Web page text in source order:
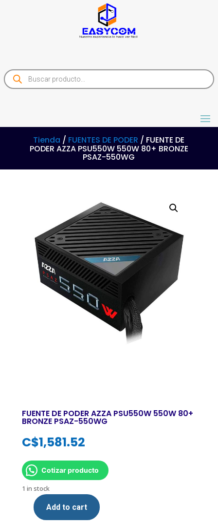
Products
search
Tienda / FUENTES DE PODER / FUENTE DE
PODER AZZA PSU550W 550W 80+ BRONZE
PSAZ-550WG
FUENTE DE PODER AZZA PSU550W 550W 80+
BRONZE PSAZ-550WG
C$1,581.52
Cotizar producto
1 in stock
FUENTEAdd to cart